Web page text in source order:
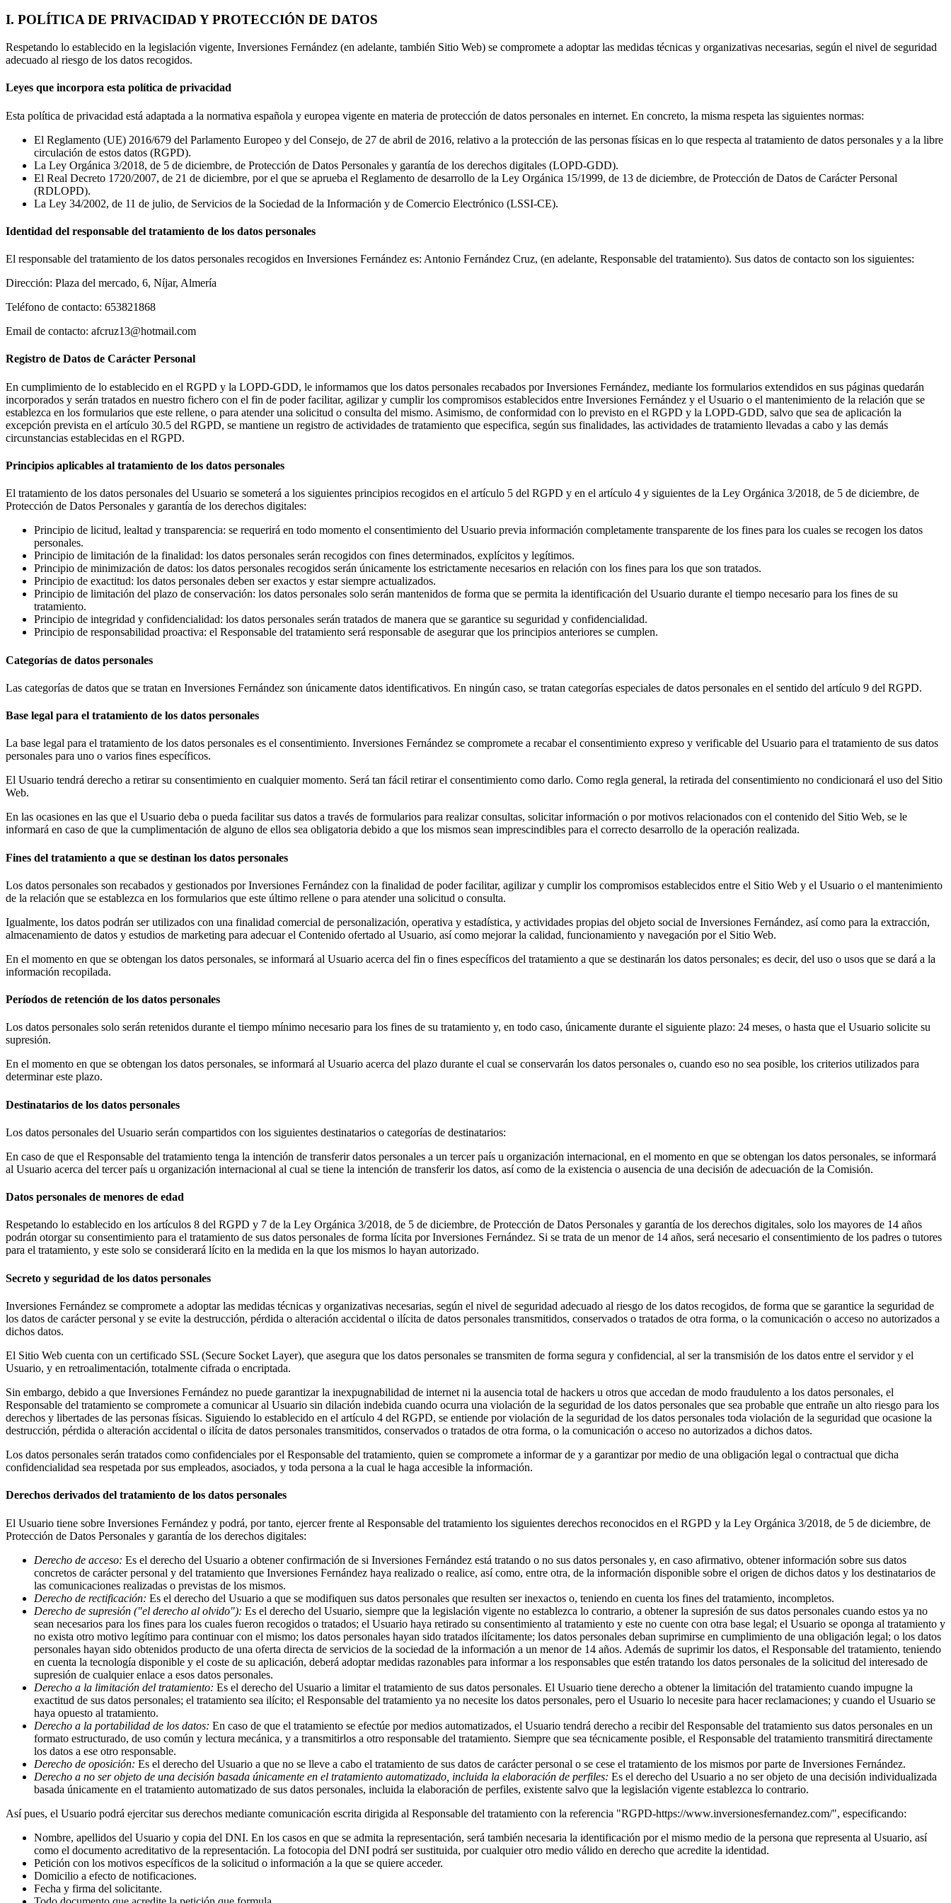
I. POLÍTICA DE PRIVACIDAD Y PROTECCIÓN DE DATOS
Respetando lo establecido en la legislación vigente, Inversiones Fernández (en adelante, también Sitio Web) se compromete a adoptar las medidas técnicas y organizativas necesarias, según el nivel de seguridad
adecuado al riesgo de los datos recogidos.
Leyes que incorpora esta política de privacidad
Esta política de privacidad está adaptada a la normativa española y europea vigente en materia de protección de datos personales en internet. En concreto, la misma respeta las siguientes normas:
El Reglamento (UE) 2016/679 del Parlamento Europeo y del Consejo, de 27 de abril de 2016, relativo a la protección de las personas físicas en lo que respecta al tratamiento de datos personales y a la libre
circulación de estos datos (RGPD).
La Ley Orgánica 3/2018, de 5 de diciembre, de Protección de Datos Personales y garantía de los derechos digitales (LOPD-GDD).
El Real Decreto 1720/2007, de 21 de diciembre, por el que se aprueba el Reglamento de desarrollo de la Ley Orgánica 15/1999, de 13 de diciembre, de Protección de Datos de Carácter Personal
(RDLOPD).
La Ley 34/2002, de 11 de julio, de Servicios de la Sociedad de la Información y de Comercio Electrónico (LSSI-CE).
Identidad del responsable del tratamiento de los datos personales
El responsable del tratamiento de los datos personales recogidos en Inversiones Fernández es: Antonio Fernández Cruz, (en adelante, Responsable del tratamiento). Sus datos de contacto son los siguientes:
Dirección: Plaza del mercado, 6, Níjar, Almería
Teléfono de contacto: 653821868
Email de contacto: afcruz13@hotmail.com
Registro de Datos de Carácter Personal
En cumplimiento de lo establecido en el RGPD y la LOPD-GDD, le informamos que los datos personales recabados por Inversiones Fernández, mediante los formularios extendidos en sus páginas quedarán
incorporados y serán tratados en nuestro fichero con el fin de poder facilitar, agilizar y cumplir los compromisos establecidos entre Inversiones Fernández y el Usuario o el mantenimiento de la relación que se
establezca en los formularios que este rellene, o para atender una solicitud o consulta del mismo. Asimismo, de conformidad con lo previsto en el RGPD y la LOPD-GDD, salvo que sea de aplicación la
excepción prevista en el artículo 30.5 del RGPD, se mantiene un registro de actividades de tratamiento que especifica, según sus finalidades, las actividades de tratamiento llevadas a cabo y las demás
circunstancias establecidas en el RGPD.
Principios aplicables al tratamiento de los datos personales
El tratamiento de los datos personales del Usuario se someterá a los siguientes principios recogidos en el artículo 5 del RGPD y en el artículo 4 y siguientes de la Ley Orgánica 3/2018, de 5 de diciembre, de
Protección de Datos Personales y garantía de los derechos digitales:
Principio de licitud, lealtad y transparencia: se requerirá en todo momento el consentimiento del Usuario previa información completamente transparente de los fines para los cuales se recogen los datos
personales.
Principio de limitación de la finalidad: los datos personales serán recogidos con fines determinados, explícitos y legítimos.
Principio de minimización de datos: los datos personales recogidos serán únicamente los estrictamente necesarios en relación con los fines para los que son tratados.
Principio de exactitud: los datos personales deben ser exactos y estar siempre actualizados.
Principio de limitación del plazo de conservación: los datos personales solo serán mantenidos de forma que se permita la identificación del Usuario durante el tiempo necesario para los fines de su
tratamiento.
Principio de integridad y confidencialidad: los datos personales serán tratados de manera que se garantice su seguridad y confidencialidad.
Principio de responsabilidad proactiva: el Responsable del tratamiento será responsable de asegurar que los principios anteriores se cumplen.
Categorías de datos personales
Las categorías de datos que se tratan en Inversiones Fernández son únicamente datos identificativos. En ningún caso, se tratan categorías especiales de datos personales en el sentido del artículo 9 del RGPD.
Base legal para el tratamiento de los datos personales
La base legal para el tratamiento de los datos personales es el consentimiento. Inversiones Fernández se compromete a recabar el consentimiento expreso y verificable del Usuario para el tratamiento de sus datos
personales para uno o varios fines específicos.
El Usuario tendrá derecho a retirar su consentimiento en cualquier momento. Será tan fácil retirar el consentimiento como darlo. Como regla general, la retirada del consentimiento no condicionará el uso del Sitio
Web.
En las ocasiones en las que el Usuario deba o pueda facilitar sus datos a través de formularios para realizar consultas, solicitar información o por motivos relacionados con el contenido del Sitio Web, se le
informará en caso de que la cumplimentación de alguno de ellos sea obligatoria debido a que los mismos sean imprescindibles para el correcto desarrollo de la operación realizada.
Fines del tratamiento a que se destinan los datos personales
Los datos personales son recabados y gestionados por Inversiones Fernández con la finalidad de poder facilitar, agilizar y cumplir los compromisos establecidos entre el Sitio Web y el Usuario o el mantenimiento
de la relación que se establezca en los formularios que este último rellene o para atender una solicitud o consulta.
Igualmente, los datos podrán ser utilizados con una finalidad comercial de personalización, operativa y estadística, y actividades propias del objeto social de Inversiones Fernández, así como para la extracción,
almacenamiento de datos y estudios de marketing para adecuar el Contenido ofertado al Usuario, así como mejorar la calidad, funcionamiento y navegación por el Sitio Web.
En el momento en que se obtengan los datos personales, se informará al Usuario acerca del fin o fines específicos del tratamiento a que se destinarán los datos personales; es decir, del uso o usos que se dará a la
información recopilada.
Períodos de retención de los datos personales
Los datos personales solo serán retenidos durante el tiempo mínimo necesario para los fines de su tratamiento y, en todo caso, únicamente durante el siguiente plazo: 24 meses, o hasta que el Usuario solicite su
supresión.
En el momento en que se obtengan los datos personales, se informará al Usuario acerca del plazo durante el cual se conservarán los datos personales o, cuando eso no sea posible, los criterios utilizados para
determinar este plazo.
Destinatarios de los datos personales
Los datos personales del Usuario serán compartidos con los siguientes destinatarios o categorías de destinatarios:
En caso de que el Responsable del tratamiento tenga la intención de transferir datos personales a un tercer país u organización internacional, en el momento en que se obtengan los datos personales, se informará
al Usuario acerca del tercer país u organización internacional al cual se tiene la intención de transferir los datos, así como de la existencia o ausencia de una decisión de adecuación de la Comisión.
Datos personales de menores de edad
Respetando lo establecido en los artículos 8 del RGPD y 7 de la Ley Orgánica 3/2018, de 5 de diciembre, de Protección de Datos Personales y garantía de los derechos digitales, solo los mayores de 14 años
podrán otorgar su consentimiento para el tratamiento de sus datos personales de forma lícita por Inversiones Fernández. Si se trata de un menor de 14 años, será necesario el consentimiento de los padres o tutores
para el tratamiento, y este solo se considerará lícito en la medida en la que los mismos lo hayan autorizado.
Secreto y seguridad de los datos personales
Inversiones Fernández se compromete a adoptar las medidas técnicas y organizativas necesarias, según el nivel de seguridad adecuado al riesgo de los datos recogidos, de forma que se garantice la seguridad de
los datos de carácter personal y se evite la destrucción, pérdida o alteración accidental o ilícita de datos personales transmitidos, conservados o tratados de otra forma, o la comunicación o acceso no autorizados a
dichos datos.
El Sitio Web cuenta con un certificado SSL (Secure Socket Layer), que asegura que los datos personales se transmiten de forma segura y confidencial, al ser la transmisión de los datos entre el servidor y el
Usuario, y en retroalimentación, totalmente cifrada o encriptada.
Sin embargo, debido a que Inversiones Fernández no puede garantizar la inexpugnabilidad de internet ni la ausencia total de hackers u otros que accedan de modo fraudulento a los datos personales, el
Responsable del tratamiento se compromete a comunicar al Usuario sin dilación indebida cuando ocurra una violación de la seguridad de los datos personales que sea probable que entrañe un alto riesgo para los
derechos y libertades de las personas físicas. Siguiendo lo establecido en el artículo 4 del RGPD, se entiende por violación de la seguridad de los datos personales toda violación de la seguridad que ocasione la
destrucción, pérdida o alteración accidental o ilícita de datos personales transmitidos, conservados o tratados de otra forma, o la comunicación o acceso no autorizados a dichos datos.
Los datos personales serán tratados como confidenciales por el Responsable del tratamiento, quien se compromete a informar de y a garantizar por medio de una obligación legal o contractual que dicha
confidencialidad sea respetada por sus empleados, asociados, y toda persona a la cual le haga accesible la información.
Derechos derivados del tratamiento de los datos personales
El Usuario tiene sobre Inversiones Fernández y podrá, por tanto, ejercer frente al Responsable del tratamiento los siguientes derechos reconocidos en el RGPD y la Ley Orgánica 3/2018, de 5 de diciembre, de
Protección de Datos Personales y garantía de los derechos digitales:
Derecho de acceso: Es el derecho del Usuario a obtener confirmación de si Inversiones Fernández está tratando o no sus datos personales y, en caso afirmativo, obtener información sobre sus datos
concretos de carácter personal y del tratamiento que Inversiones Fernández haya realizado o realice, así como, entre otra, de la información disponible sobre el origen de dichos datos y los destinatarios de
las comunicaciones realizadas o previstas de los mismos.
Derecho de rectificación: Es el derecho del Usuario a que se modifiquen sus datos personales que resulten ser inexactos o, teniendo en cuenta los fines del tratamiento, incompletos.
Derecho de supresión ("el derecho al olvido"): Es el derecho del Usuario, siempre que la legislación vigente no establezca lo contrario, a obtener la supresión de sus datos personales cuando estos ya no
sean necesarios para los fines para los cuales fueron recogidos o tratados; el Usuario haya retirado su consentimiento al tratamiento y este no cuente con otra base legal; el Usuario se oponga al tratamiento y
no exista otro motivo legítimo para continuar con el mismo; los datos personales hayan sido tratados ilícitamente; los datos personales deban suprimirse en cumplimiento de una obligación legal; o los datos
personales hayan sido obtenidos producto de una oferta directa de servicios de la sociedad de la información a un menor de 14 años. Además de suprimir los datos, el Responsable del tratamiento, teniendo
en cuenta la tecnología disponible y el coste de su aplicación, deberá adoptar medidas razonables para informar a los responsables que estén tratando los datos personales de la solicitud del interesado de
supresión de cualquier enlace a esos datos personales.
Derecho a la limitación del tratamiento: Es el derecho del Usuario a limitar el tratamiento de sus datos personales. El Usuario tiene derecho a obtener la limitación del tratamiento cuando impugne la
exactitud de sus datos personales; el tratamiento sea ilícito; el Responsable del tratamiento ya no necesite los datos personales, pero el Usuario lo necesite para hacer reclamaciones; y cuando el Usuario se
haya opuesto al tratamiento.
Derecho a la portabilidad de los datos: En caso de que el tratamiento se efectúe por medios automatizados, el Usuario tendrá derecho a recibir del Responsable del tratamiento sus datos personales en un
formato estructurado, de uso común y lectura mecánica, y a transmitirlos a otro responsable del tratamiento. Siempre que sea técnicamente posible, el Responsable del tratamiento transmitirá directamente
los datos a ese otro responsable.
Derecho de oposición: Es el derecho del Usuario a que no se lleve a cabo el tratamiento de sus datos de carácter personal o se cese el tratamiento de los mismos por parte de Inversiones Fernández.
Derecho a no ser objeto de una decisión basada únicamente en el tratamiento automatizado, incluida la elaboración de perfiles: Es el derecho del Usuario a no ser objeto de una decisión individualizada
basada únicamente en el tratamiento automatizado de sus datos personales, incluida la elaboración de perfiles, existente salvo que la legislación vigente establezca lo contrario.
Así pues, el Usuario podrá ejercitar sus derechos mediante comunicación escrita dirigida al Responsable del tratamiento con la referencia "RGPD-https://www.inversionesfernandez.com/", especificando:
Nombre, apellidos del Usuario y copia del DNI. En los casos en que se admita la representación, será también necesaria la identificación por el mismo medio de la persona que representa al Usuario, así
como el documento acreditativo de la representación. La fotocopia del DNI podrá ser sustituida, por cualquier otro medio válido en derecho que acredite la identidad.
Petición con los motivos específicos de la solicitud o información a la que se quiere acceder.
Domicilio a efecto de notificaciones.
Fecha y firma del solicitante.